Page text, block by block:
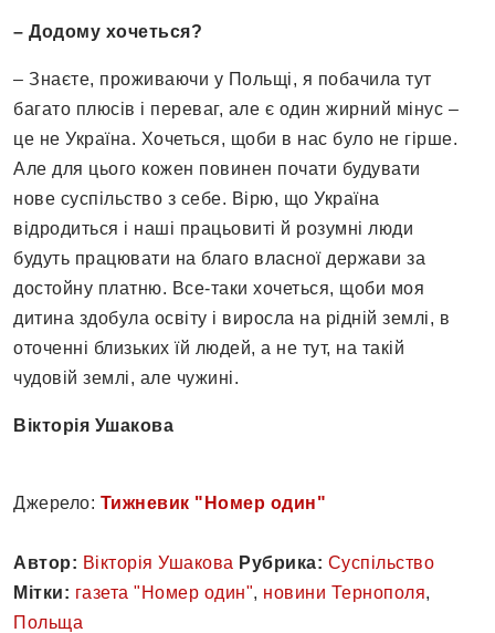
– Додому хочеться?
– Знаєте, проживаючи у Польщі, я побачила тут
багато плюсів і переваг, але є один жирний мінус –
це не Україна. Хочеться, щоби в нас було не гірше.
Але для цього кожен повинен почати будувати
нове суспільство з себе. Вірю, що Україна
відродиться і наші працьовиті й розумні люди
будуть працювати на благо власної держави за
достойну платню. Все-таки хочеться, щоби моя
дитина здобула освіту і виросла на рідній землі, в
оточенні близьких їй людей, а не тут, на такій
чудовій землі, але чужині.
Вікторія Ушакова
Джерело: Тижневик "Номер один"
Автор: Вікторія Ушакова Рубрика: Суспільство
Мітки: газета "Номер один", новини Тернополя,
Польща